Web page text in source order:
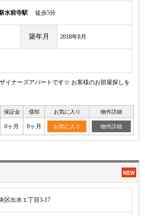
水前寺駅 徒歩5分
築年月 2018年8月
イナーズアパートです☆ お客様のお部屋探しを
保証金 償却 お気に入り 物件詳細
0ヶ月 0ヶ月 お気に入り 物件詳細
区出水１丁目3-17